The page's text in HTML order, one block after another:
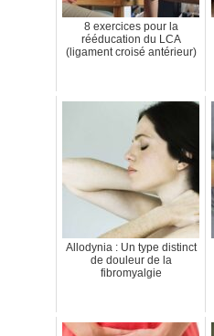
8 exercices pour la
rééducation du LCA
(ligament croisé antérieur)
Allodynia : Un type distinct
de douleur de la
fibromyalgie